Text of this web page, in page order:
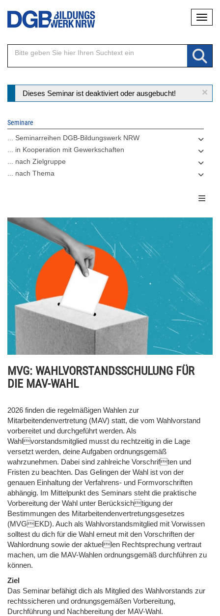
Direkt
Inhalt
×
Statusmeldung
Dieses Seminar ist deaktiviert oder ausgebucht!
Seminare
... Seminarreihen DGB-Bildungswerk NRW
... in Kooperation mit Gewerkschaften
... nach Zielgruppe
... nach Thema
MVG: WAHLVORSTANDSSCHULUNG FÜR
DIE MAV-WAHL
2026 finden die regelmäßigen Wahlen zur
Mitarbeitendenvertretung (MAV) statt, die vom Wahlvorstand
vorbereitet und durchgeführt werden. Als
Wahlvorstandsmitglied musst du rechtzeitig in die Lage
versetzt werden, deine Aufgaben ordnungsgemäß
wahrzunehmen. Dabei sind zahlreiche Vorschriften und
Fristen zu beachten. Das Gelingen der Wahl ist von der
genauen Einhaltung der Verfahrens- und Formvorschriften
abhängig. Im Mittelpunkt des Seminars steht die praktische
Vorbereitung der Wahl unter Berücksichtigung der
Bestimmungen des Mitarbeitendenvertretungsgesetzes
(MVGEKD). Auch als Wahlvorstandsmitglied mit Vorwissen
solltest du dich für die Wahl erneut mit den Vorschriften der
Wahlordnung sowie der aktuellen Rechtsprechung vertraut
machen, um die MAV-Wahlen ordnungsgemäß durchführen zu
können.
Ziel
Das Seminar befähigt dich als Mitglied des Wahlvorstands zur
rechtssicheren und ordnungsgemäßen Vorbereitung,
Durchführung und Nachbereitung der MAV-Wahl.